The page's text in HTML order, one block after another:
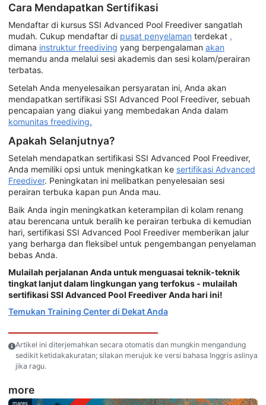
Cara Mendapatkan Sertifikasi
Mendaftar di kursus SSI Advanced Pool Freediver sangatlah
mudah. Cukup mendaftar di pusat penyelaman terdekat ,
dimana instruktur freediving yang berpengalaman akan
memandu anda melalui sesi akademis dan sesi kolam/perairan
terbatas.
Setelah Anda menyelesaikan persyaratan ini, Anda akan
mendapatkan sertifikasi SSI Advanced Pool Freediver, sebuah
pencapaian yang diakui yang membedakan Anda dalam
komunitas freediving.
Apakah Selanjutnya?
Setelah mendapatkan sertifikasi SSI Advanced Pool Freediver,
Anda memiliki opsi untuk meningkatkan ke sertifikasi Advanced
Freediver. Peningkatan ini melibatkan penyelesaian sesi
perairan terbuka kapan pun Anda mau.
Baik Anda ingin meningkatkan keterampilan di kolam renang
atau berencana untuk beralih ke perairan terbuka di kemudian
hari, sertifikasi SSI Advanced Pool Freediver memberikan jalur
yang berharga dan fleksibel untuk pengembangan penyelaman
bebas Anda.
Mulailah perjalanan Anda untuk menguasai teknik-teknik
tingkat lanjut dalam lingkungan yang terfokus - mulailah
sertifikasi SSI Advanced Pool Freediver Anda hari ini!
Temukan Training Center di Dekat Anda
Artikel ini diterjemahkan secara otomatis dan mungkin mengandung
sedikit ketidakakuratan; silakan merujuk ke versi bahasa Inggris aslinya
jika ragu.
more
mares